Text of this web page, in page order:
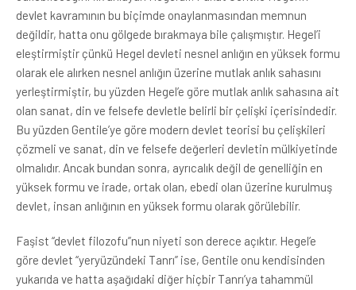
devlet kavramının bu biçimde onaylanmasından memnun
değildir, hatta onu gölgede bırakmaya bile çalışmıştır. Hegel’i
eleştirmiştir çünkü Hegel devleti nesnel anlığın en yüksek formu
olarak ele alırken nesnel anlığın üzerine mutlak anlık sahasını
yerleştirmiştir, bu yüzden Hegel’e göre mutlak anlık sahasına ait
olan sanat, din ve felsefe devletle belirli bir çelişki içerisindedir.
Bu yüzden Gentile’ye göre modern devlet teorisi bu çelişkileri
çözmeli ve sanat, din ve felsefe değerleri devletin mülkiyetinde
olmalıdır. Ancak bundan sonra, ayrıcalık değil de genelliğin en
yüksek formu ve irade, ortak olan, ebedi olan üzerine kurulmuş
devlet, insan anlığının en yüksek formu olarak görülebilir.
Faşist “devlet filozofu”nun niyeti son derece açıktır. Hegel’e
göre devlet “yeryüzündeki Tanrı” ise, Gentile onu kendisinden
yukarıda ve hatta aşağıdaki diğer hiçbir Tanrı’ya tahammül